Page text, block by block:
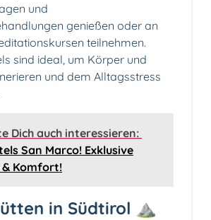
und
genießen oder an
teilnehmen.
sind ideal, um Körper und
und dem Alltagsstress
Dich auch interessieren:
San Marco! Exklusive
Komfort!
in Südtirol ⛰️